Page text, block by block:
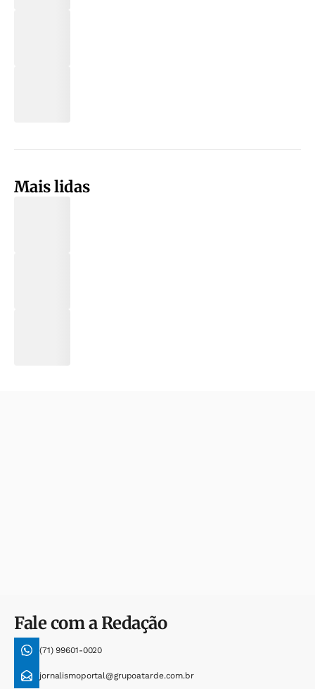
Mais lidas
Fale com a Redação
(71) 99601-0020
jornalismoportal@grupoatarde.com.br